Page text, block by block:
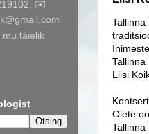
Tallinna
Liisi
Olete
Tallinna
✉️
mu täielik